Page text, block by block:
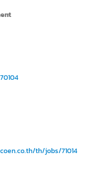
th/jobs/71014